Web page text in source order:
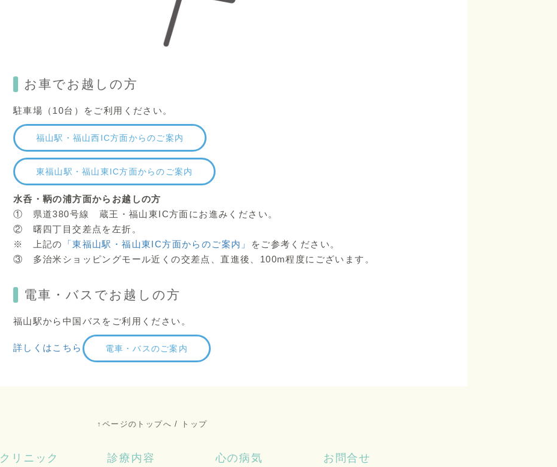
お車でお越しの方
駐車場（10台）をご利用ください。
福山駅・福山西IC方面からのご案内
東福山駅・福山東IC方面からのご案内
水呑・鞆の浦方面からお越しの方
① 県道380号線 蔵王・福山東IC方面にお進みください。
② 曙四丁目交差点を左折。
※ 上記の
「東福山駅・福山東IC方面からのご案内」
をご参考ください。
③ 多治米ショッピングモール近くの交差点、直進後、100m程度にございます。
電車・バスでお越しの方
福山駅から中国バスをご利用ください。
詳しくはこちら 電車・バスのご案内
↑ページのトップへ / トップ
クリニック 診療内容 心の病気 お問合せ